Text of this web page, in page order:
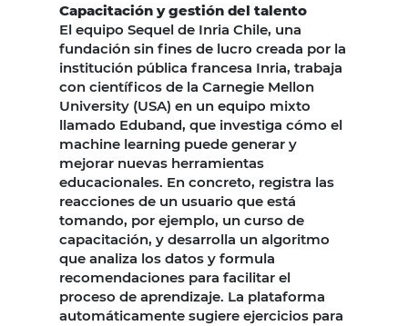
Capacitación y gestión del talento
El equipo Sequel de Inria Chile, una
fundación sin fines de lucro creada por la
institución pública francesa Inria, trabaja
con científicos de la Carnegie Mellon
University (USA) en un equipo mixto
llamado Eduband, que investiga cómo el
machine learning puede generar y
mejorar nuevas herramientas
educacionales. En concreto, registra las
reacciones de un usuario que está
tomando, por ejemplo, un curso de
capacitación, y desarrolla un algoritmo
que analiza los datos y formula
recomendaciones para facilitar el
proceso de aprendizaje. La plataforma
automáticamente sugiere ejercicios para